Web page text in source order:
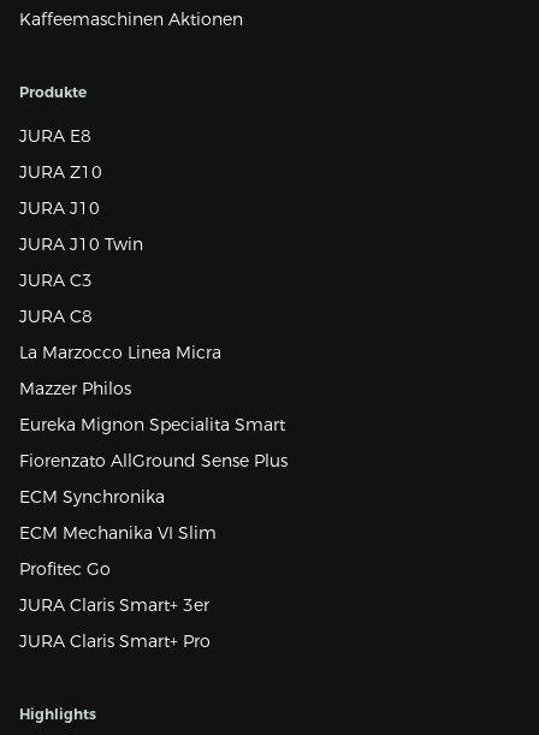
Kaffeemaschinen Aktionen
Produkte
JURA E8
JURA Z10
JURA J10
JURA J10 Twin
JURA C3
JURA C8
La Marzocco Linea Micra
Mazzer Philos
Eureka Mignon Specialita Smart
Fiorenzato AllGround Sense Plus
ECM Synchronika
ECM Mechanika VI Slim
Profitec Go
JURA Claris Smart+ 3er
JURA Claris Smart+ Pro
Highlights